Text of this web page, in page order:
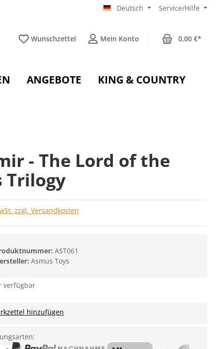
Deutsch Service/Hilfe
Wunschzettel Mein Konto 0,00 €*
ANGEBOTE KING & COUNTRY
- The Lord of the
Trilogy
zzgl. Versandkosten
AST061
Asmus Toys
verfügbar
hinzufügen